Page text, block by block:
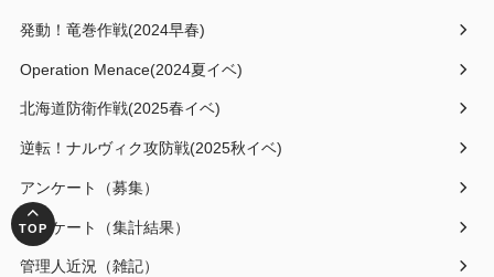
発動！竜巻作戦(2024早春)
Operation Menace(2024夏イベ)
北海道防衛作戦(2025春イベ)
逆転！ナルヴィク攻防戦(2025秋イベ)
アンケート（募集）
アンケート（集計結果）
管理人近況（雑記）